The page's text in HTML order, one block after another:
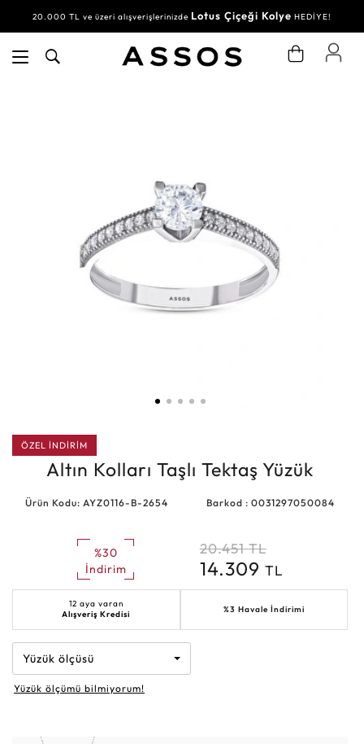
20.000 TL ve üzeri alışverişlerinizde Lotus Çiçeği Kolye HEDİYE!
ÖZEL İNDİRİM
Altın Kolları Taşlı Tektaş Yüzük
Ürün Kodu: AYZ0116-B-2654 Barkod : 0031297050084
%30
İndirim
20.451 TL
14.309 TL
12 aya varan
Alışveriş Kredisi
%3 Havale İndirimi
Yüzük ölçüsü
Yüzük ölçümü bilmiyorum!